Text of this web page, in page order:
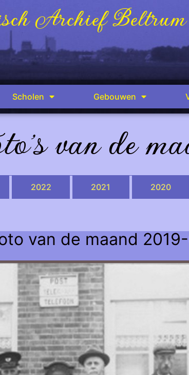
Archief Beltrum
Scholen Gebouwen
van de
2022 2021 2020
van de maand